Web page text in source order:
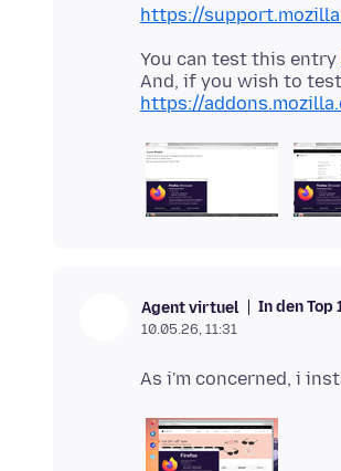
https://
You can test this entry
And, if you wish to
https://
Agent virtuel In den
10.05.26, 11:31